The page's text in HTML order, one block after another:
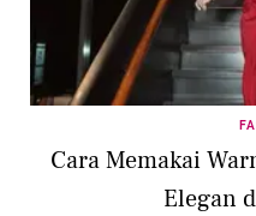
Cara Memakai
Elegan